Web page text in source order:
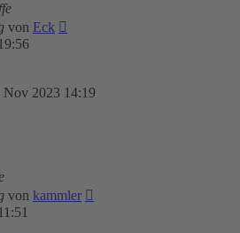
von Eck
Nov 2023 14:19
von kammler